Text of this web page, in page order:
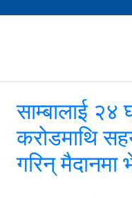
साम्बालाई २४
करोडमाथि
गरिन् मैदानमा